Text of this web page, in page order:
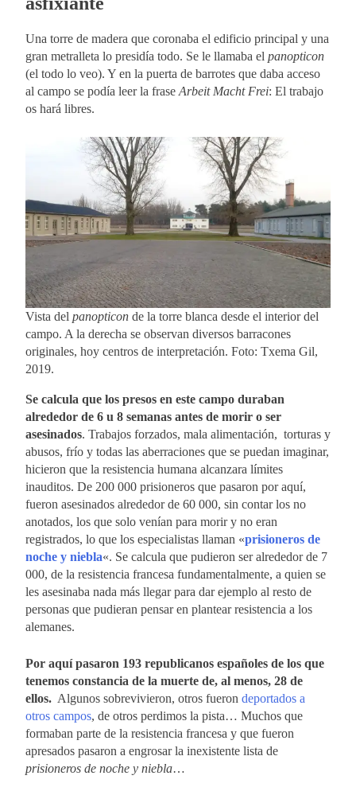
Una torre de madera que coronaba el edificio principal y una
gran metralleta lo presidía todo. Se le llamaba el panopticon
(el todo lo veo). Y en la puerta de barrotes que daba acceso
al campo se podía leer la frase Arbeit Macht Frei: El trabajo
os hará libres.
Vista del panopticon de la torre blanca desde el interior del
campo. A la derecha se observan diversos barracones
originales, hoy centros de interpretación. Foto: Txema Gil,
2019.
Se calcula que los presos en este campo duraban
alrededor de 6 u 8 semanas antes de morir o ser
asesinados. Trabajos forzados, mala alimentación, torturas y
abusos, frío y todas las aberraciones que se puedan imaginar,
hicieron que la resistencia humana alcanzara límites
inauditos. De 200 000 prisioneros que pasaron por aquí,
fueron asesinados alrededor de 60 000, sin contar los no
anotados, los que solo venían para morir y no eran
registrados, lo que los especialistas llaman «prisioneros de
noche y niebla«. Se calcula que pudieron ser alrededor de 7
000, de la resistencia francesa fundamentalmente, a quien se
les asesinaba nada más llegar para dar ejemplo al resto de
personas que pudieran pensar en plantear resistencia a los
alemanes.
Por aquí pasaron 193 republicanos españoles de los que
tenemos constancia de la muerte de, al menos, 28 de
ellos. Algunos sobrevivieron, otros fueron deportados a
otros campos, de otros perdimos la pista… Muchos que
formaban parte de la resistencia francesa y que fueron
apresados pasaron a engrosar la inexistente lista de
prisioneros de noche y niebla…